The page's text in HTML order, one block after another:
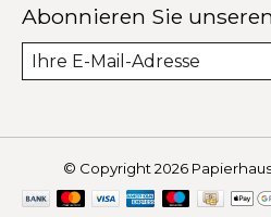
Abonnieren Sie
© Copyright 2026